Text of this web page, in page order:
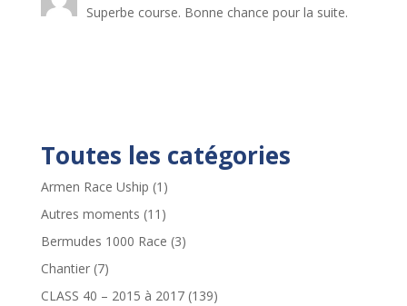
Superbe course. Bonne chance pour la suite.
Toutes les catégories
Armen Race Uship (1)
Autres moments (11)
Bermudes 1000 Race (3)
Chantier(7)
CLASS 40 – 2015 à 2017(139)